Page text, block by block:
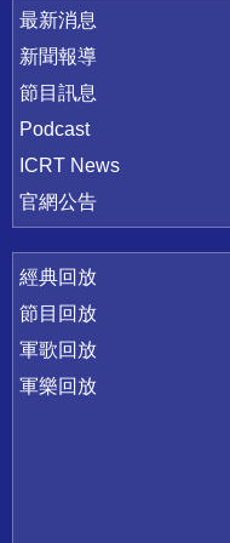
最新消息
新聞報導
節目訊息
Podcast
ICRT News
官網公告
經典回放
節目回放
軍歌回放
軍樂回放